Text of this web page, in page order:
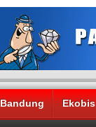
Bandung Ekobis